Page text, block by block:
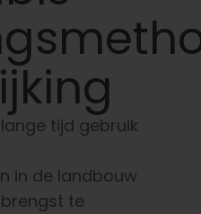
tijd gebruik
in de landbouw
te